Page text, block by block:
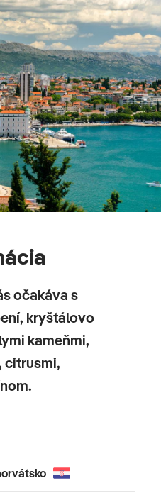
očakáva s
kryštálovo
kameňmi,
citrusmi,